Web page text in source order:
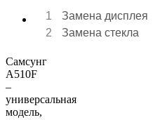
1 Замена дисплея
2
Замена стекла
Самсунг
А510F
–
универсальная
модель,